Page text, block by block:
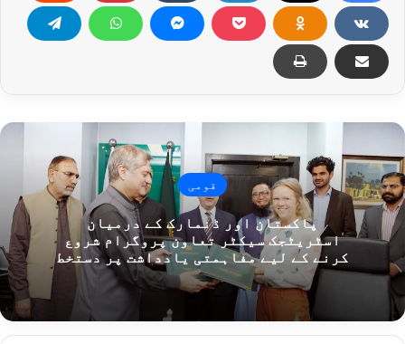
قومی
پاکستان اور ڈنمارک کے درمیان
اسٹریٹجک سیکٹر تعاون پروگرام شروع
کرنے کے لیے مفاہمتی یادداشت پر دستخط